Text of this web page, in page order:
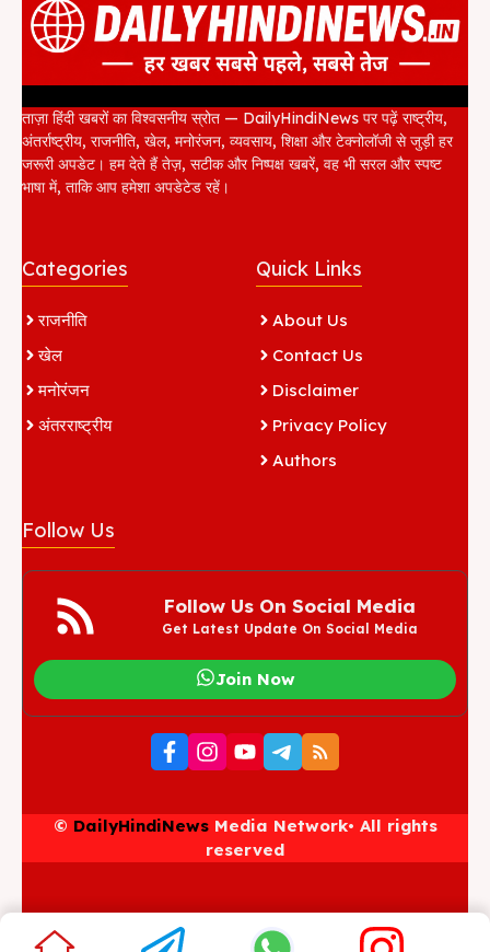
ताज़ा हिंदी खबरों का विश्वसनीय स्रोत — DailyHindiNews पर पढ़ें राष्ट्रीय,
अंतर्राष्ट्रीय, राजनीति, खेल, मनोरंजन, व्यवसाय, शिक्षा और टेक्नोलॉजी से जुड़ी हर
जरूरी अपडेट। हम देते हैं तेज़, सटीक और निष्पक्ष खबरें, वह भी सरल और स्पष्ट
भाषा में, ताकि आप हमेशा अपडेटेड रहें।
Categories
राजनीति
खेल
मनोरंजन
अंतरराष्ट्रीय
Quick Links
About Us
Contact Us
Disclaimer
Privacy Policy
Authors
Follow Us
Follow Us On Social Media
Get Latest Update On Social Media
Join Now
© DailyHindiNewsMedia Network• All rights
reserved